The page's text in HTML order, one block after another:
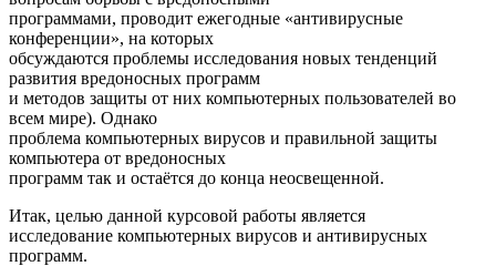
программами, проводит ежегодные «антивирусные
конференции», на которых
обсуждаются проблемы исследования новых тенденций
развития вредоносных программ
и методов защиты от них компьютерных пользователей во
всем мире). Однако
проблема компьютерных вирусов и правильной защиты
компьютера от вредоносных
программ так и остаётся до конца неосвещенной.
Итак, целью данной курсовой работы является
исследование компьютерных вирусов и антивирусных
программ.